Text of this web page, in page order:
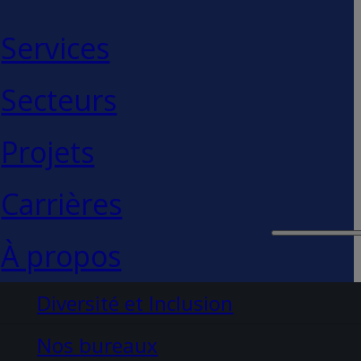
Services
Secteurs
Projets
Carrières
À propos
Diversité et Inclusion
Nos bureaux